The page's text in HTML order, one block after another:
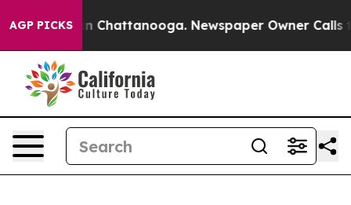
AGP PICKS
Chaos in Chattanooga. Newspaper Owner Calls